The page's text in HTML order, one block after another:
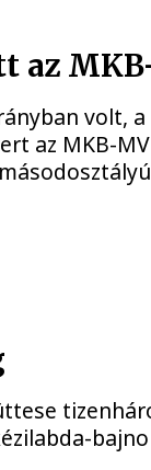
az
volt,
az MKB-